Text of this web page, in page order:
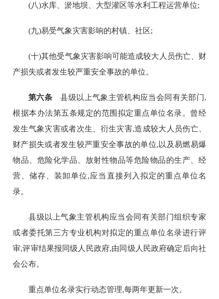
(八)水库、淤地坝、大型灌区等水利工程运营单位;
(九)易受气象灾害影响的村镇、社区;
(十)其他受气象灾害影响可能造成较大人员伤亡、财
产损失或者发生较严重安全事故的单位。
第六条 县级以上气象主管机构应当会同有关部门,
根据本办法第五条规定的范围拟定重点单位名录。曾经
发生气象灾害或者次生、衍生灾害,造成较大人员伤亡、
财产损失或者发生较严重安全事故的单位,以及易燃易爆
物品、危险化学品、放射性物品等危险物品的生产、经
营、储存、装卸单位,应当直接列入拟定的重点单位名
录。
县级以上气象主管机构应当会同有关部门组织专家
或者委托第三方专业机构对拟定的重点单位名录进行评
审,评审结果报同级人民政府,由同级人民政府确定后向社
会公布。
重点单位名录实行动态管理,每两年更新一次。